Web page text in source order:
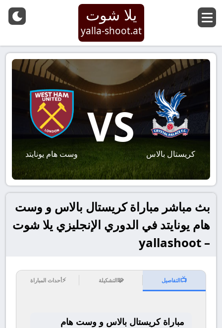
يلا شوت
yalla-shoot.at
كريستال بالاس
VS
وست هام يونايتد
بث مباشر مباراة كريستال بالاس و وست
هام يونايتد في الدوري الإنجليزي يلا شوت
– yallashoot
📺التفاصيل 🧩التشكيلة ⚡أحداث المباراة
مباراة كريستال بالاس و وست هام